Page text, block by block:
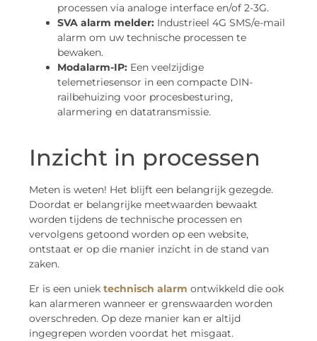
processen via analoge interface en/of 2-3G.
SVA alarm melder: Industrieel 4G SMS/e-mail
alarm om uw technische processen te
bewaken.
Modalarm-IP: Een veelzijdige
telemetriesensor in een compacte DIN-
railbehuizing voor procesbesturing,
alarmering en datatransmissie.
Inzicht in processen
Meten is weten! Het blijft een belangrijk gezegde.
Doordat er belangrijke meetwaarden bewaakt
worden tijdens de technische processen en
vervolgens getoond worden op een website,
ontstaat er op die manier inzicht in de stand van
zaken.
Er is een uniek technisch alarm ontwikkeld die ook
kan alarmeren wanneer er grenswaarden worden
overschreden. Op deze manier kan er altijd
ingegrepen worden voordat het misgaat.